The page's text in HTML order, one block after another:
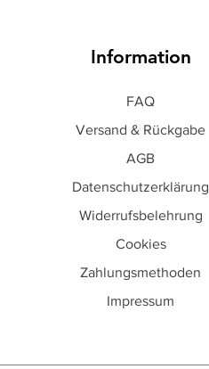
Information
FAQ
Versand & Rückgabe
AGB
Datenschutzerklärung
Widerrufsbelehrung
Cookies
Zahlungsmethoden
Impressum